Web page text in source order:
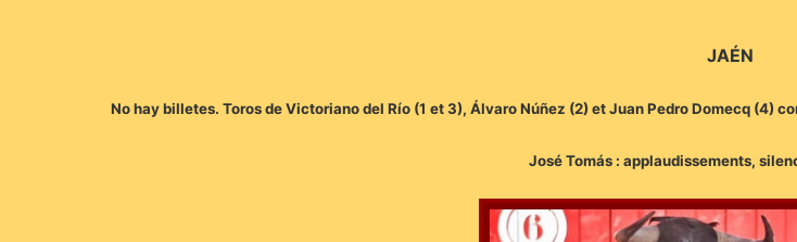
JAÉN
No hay billetes. Toros de Victoriano del Río (1 et 3), Álvaro Núñez (2) et Juan Pedro Domecq (4)
José Tomás : applaudissements,